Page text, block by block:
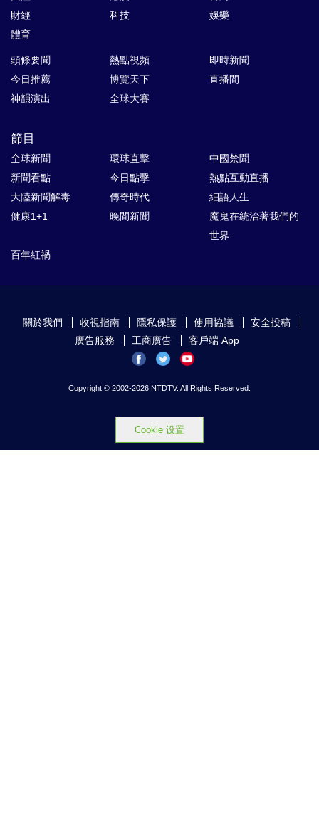
財經
科技
娛樂
體育
頭條要聞 熱點視頻
即時新聞
今日推薦
博覽天下
直播間
神韻演出
全球大賽
節目
全球新聞 環球直擊
中國禁聞
新聞看點
今日點擊
熱點互動直播
大陸新聞解毒
傳奇時代
細語人生
健康1+1
晚間新聞
魔鬼在統治著我們的
世界
百年紅禍
關於我們 收視指南 隱私保護 使用協議
安全投稿
廣告服務
工商廣告 客戶端 App
Copyright © 2002-2026 NTDTV. All Rights Reserved.
Cookie 设置